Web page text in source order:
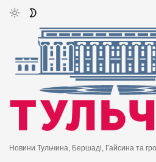
Новини Тульчина, Бершаді, Гайсина та